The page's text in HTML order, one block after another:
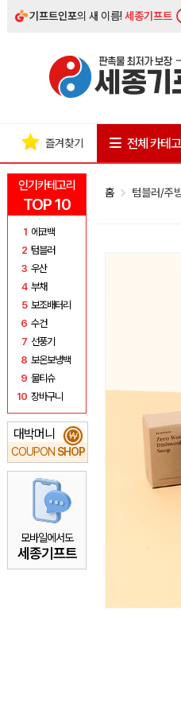
기프트인포의 새 이름!세종기프트
인기카테고리
TOP 10
1 에코백
2 텀블러
3 우산
4 부채
5 보조배터리
6 수건
7 선풍기
8 보온보냉백
9 물티슈
10 장바구니
대박머니
COUPON SHOP
₩
모바일에서도
세종기프트
즐겨찾기 전체 카테
홈 텀블러/주